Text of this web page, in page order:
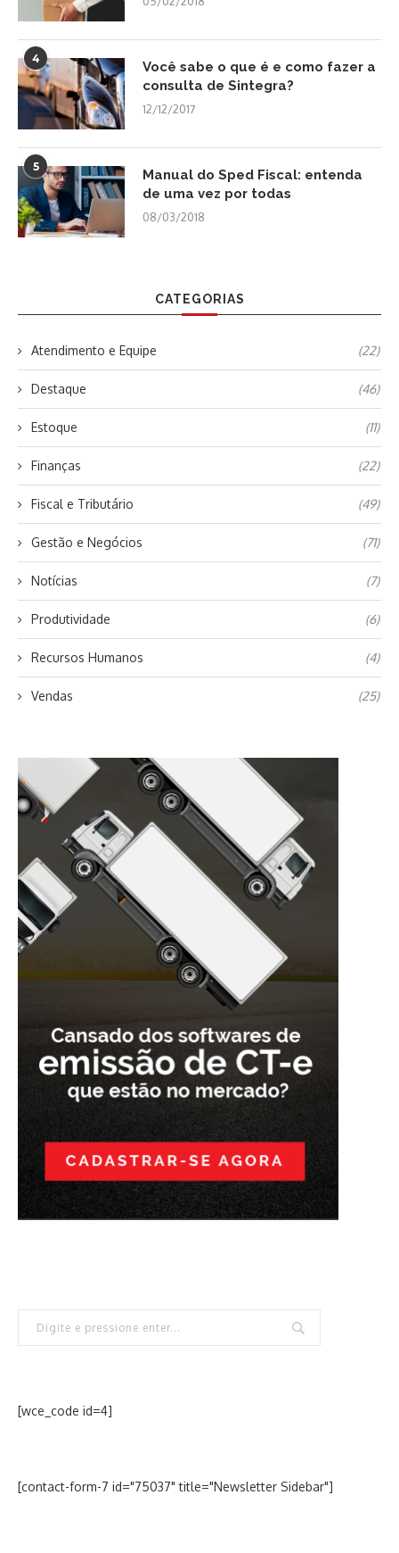
4
Você sabe o que é e como fazer a
consulta de Sintegra?
12/12/2017
5
Manual do Sped Fiscal: entenda
de uma vez por todas
08/03/2018
CATEGORIAS
Atendimento e Equipe (22)
Destaque (46)
Estoque (11)
Finanças (22)
Fiscal e Tributário (49)
Gestão e Negócios (71)
Notícias (7)
Produtividade (6)
Recursos Humanos (4)
Vendas (25)
[wce_code id=4]
[contact-form-7 id="75037" title="Newsletter Sidebar"]